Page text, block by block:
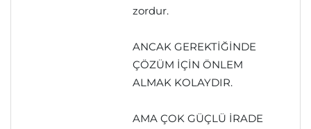
zordur.
ANCAK GEREKTİĞİNDE
ÇÖZÜM İÇİN ÖNLEM
ALMAK KOLAYDIR.
AMA ÇOK GÜÇLÜ İRADE